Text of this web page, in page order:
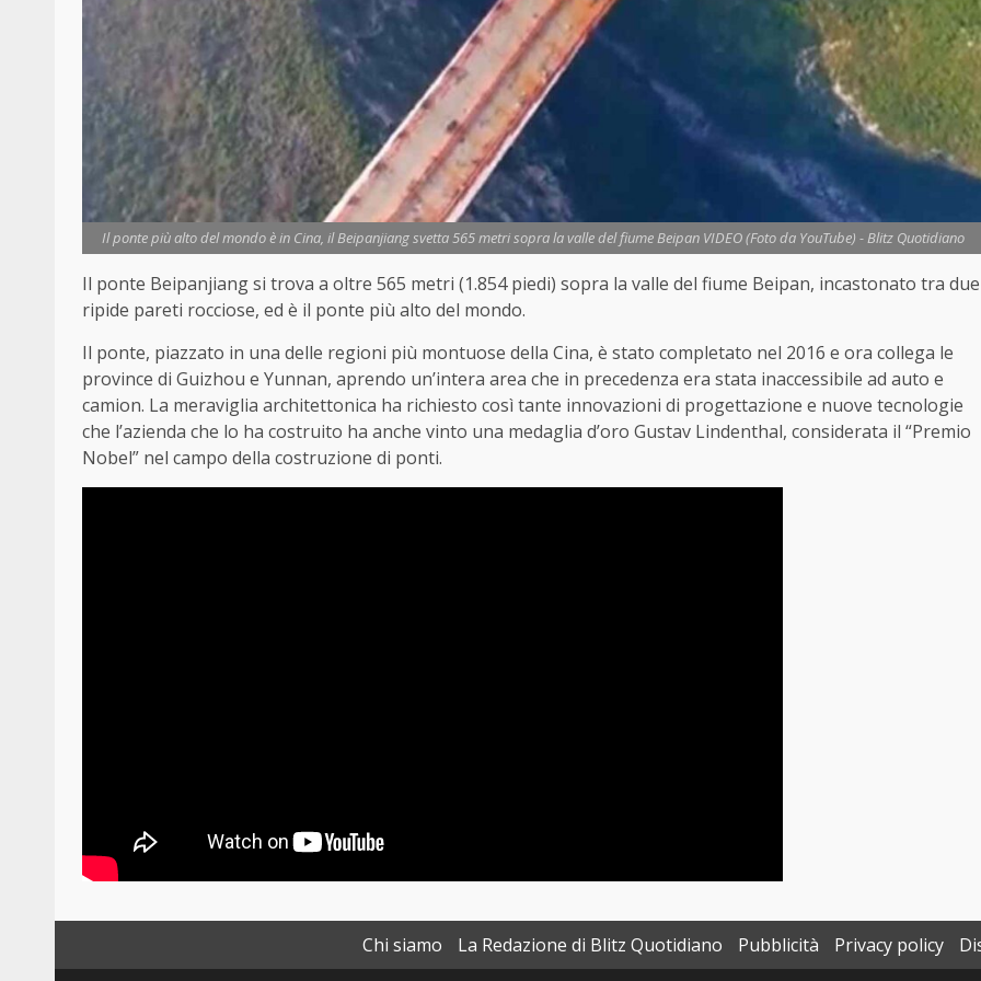
Il ponte più alto del mondo è in Cina, il Beipanjiang svetta 565 metri sopra la valle del fiume Beipan VIDEO (Foto da YouTube) - Blitz Quotidiano
Il ponte Beipanjiang si trova a oltre 565 metri (1.854 piedi) sopra la valle del fiume Beipan, incastonato tra due
ripide pareti rocciose, ed è il ponte più alto del mondo.
Il ponte, piazzato in una delle regioni più montuose della Cina, è stato completato nel 2016 e ora collega le
province di Guizhou e Yunnan, aprendo un’intera area che in precedenza era stata inaccessibile ad auto e
camion. La meraviglia architettonica ha richiesto così tante innovazioni di progettazione e nuove tecnologie
che l’azienda che lo ha costruito ha anche vinto una medaglia d’oro Gustav Lindenthal, considerata il “Premio
Nobel” nel campo della costruzione di ponti.
Chi siamo La Redazione di Blitz Quotidiano Pubblicità Privacy policy